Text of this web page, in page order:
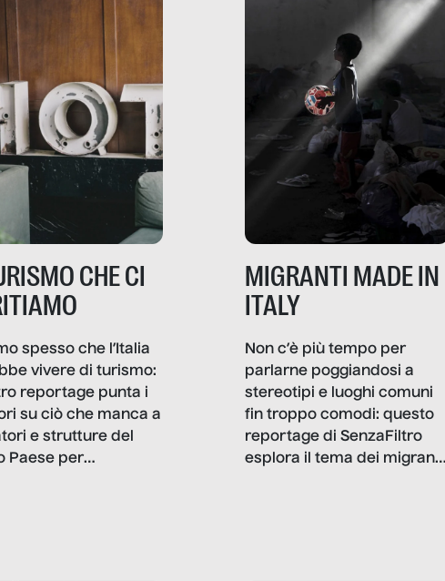
amministrazione, l’edilizia,
CHE CI
spesso che l’Italia
vivere di turismo:
reportage punta i
su ciò che manca a
e strutture del
Paese per
MIGRANTI MADE IN
ITALY
Non c’è più tempo per
parlarne poggiandosi a
stereotipi e luoghi comuni
fin troppo comodi: questo
reportage di SenzaFiltro
esplora il tema dei migranti